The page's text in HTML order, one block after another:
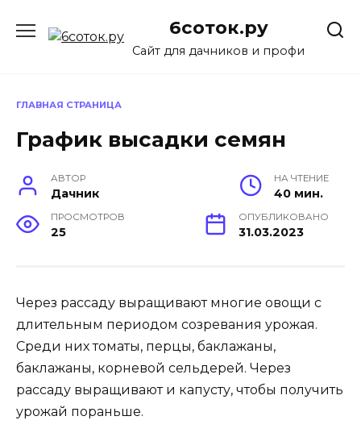
содержанию
6соток.ру
Сайт для дачников и профи
ГЛАВНАЯ СТРАНИЦА
График высадки семян
АВТОР
Дачник
НА ЧТЕНИЕ
40 мин.
ПРОСМОТРОВ
25
ОПУБЛИКОВАНО
31.03.2023
Через рассаду выращивают многие овощи с
длительным периодом созревания урожая.
Среди них томаты, перцы, баклажаны,
баклажаны, корневой сельдерей. Через
рассаду выращивают и капусту, чтобы получить
урожай пораньше.